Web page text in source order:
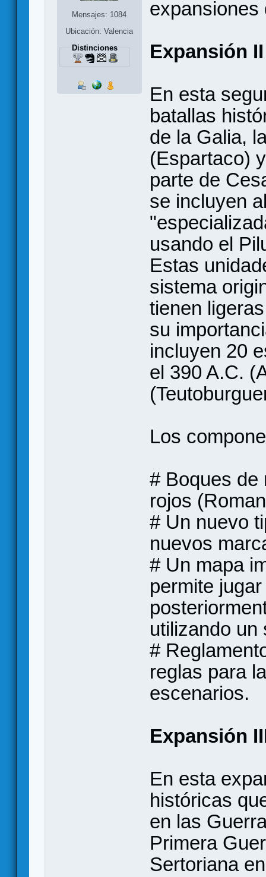
Mensajes: 1084
Ubicación: Valencia
Distinciones
expansiones
Expansión
En esta
batallas
de la Galia,
(Espartaco)
parte de
se incluyen
usando el
Estas
sistema
tienen
su
incluyen 20
el 390 A.C.
Los
# Boques de
rojos
# Un nuevo
nuevos
# Un mapa
permite
utilizando un
#
reglas para
escenarios.
Expansión
En esta
históricas
en las
Primera
Sertoriana